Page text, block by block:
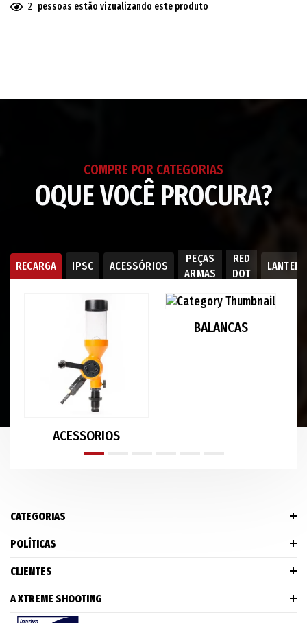
2 pessoas estão vizualizando este produto
carrinho
COMPRE POR CATEGORIAS
OQUE VOCÊ PROCURA?
RECARGA IPSC ACESSÓRIOS
PEÇAS
ARMAS
RED
DOT
ACESSORIOS
BALANCAS
CATEGORIAS
POLÍTICAS
CLIENTES
A XTREME SHOOTING